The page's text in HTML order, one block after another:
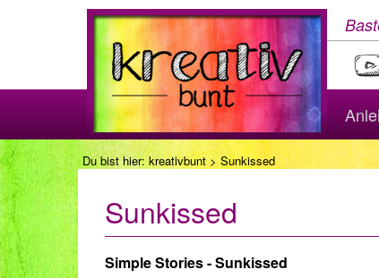
Du bist hier: kreativbunt > Sunkissed
Sunkissed
Simple Stories - Sunkissed